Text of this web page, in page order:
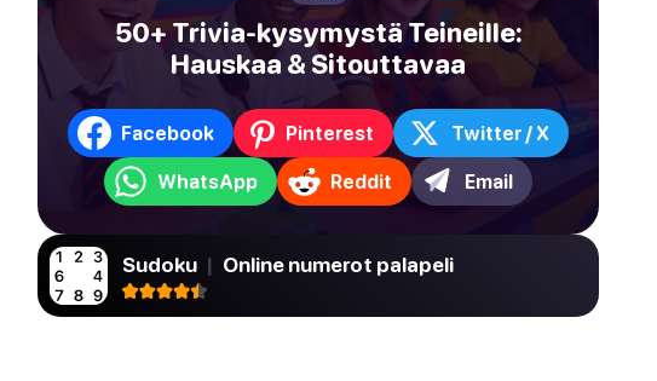
50+ Trivia-kysymystä Teineille:
Hauskaa & Sitouttavaa
Facebook Pinterest Twitter / X
WhatsApp Reddit Email
Sudoku | Online numerot palapeli